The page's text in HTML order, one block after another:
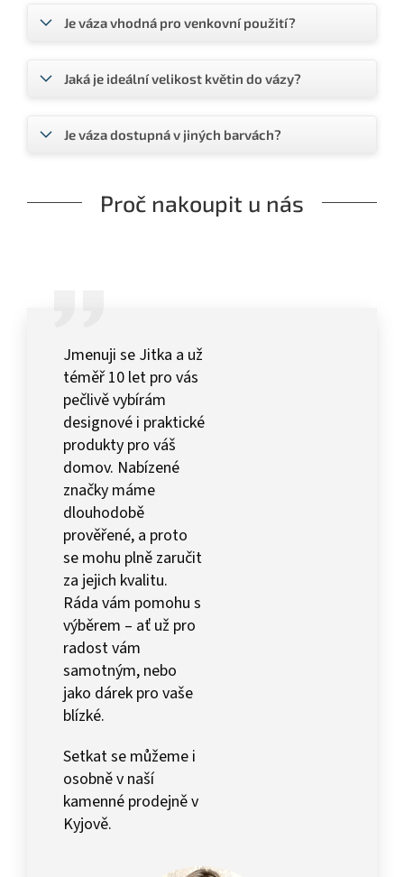
Je váza vhodná pro venkovní použití?
Jaká je ideální velikost květin do vázy?
Je váza dostupná v jiných barvách?
Proč nakoupit u nás
Jmenuji se Jitka a už
téměř 10 let pro vás
pečlivě vybírám
designové i praktické
produkty pro váš
domov. Nabízené
značky máme
dlouhodobě
prověřené, a proto
se mohu plně zaručit
za jejich kvalitu.
Ráda vám pomohu s
výběrem – ať už pro
radost vám
samotným, nebo
jako dárek pro vaše
blízké.
Setkat se můžeme i
osobně v naší
kamenné prodejně v
Kyjově.